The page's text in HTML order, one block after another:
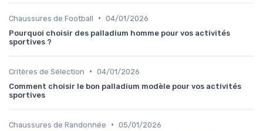
Chaussures de Football • 04/01/2026
Pourquoi choisir des palladium homme pour vos activités
sportives ?
Critères de Sélection • 04/01/2026
Comment choisir le bon palladium modèle pour vos activités
sportives
Chaussures de Randonnée • 05/01/2026